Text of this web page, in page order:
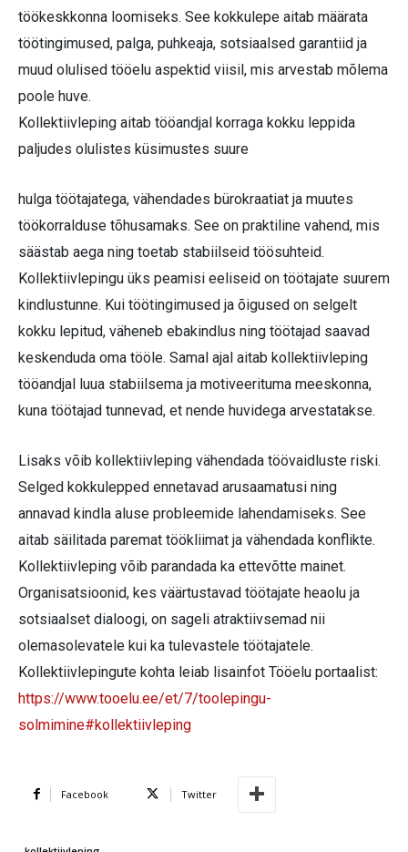
töökeskkonna loomiseks. See kokkulepe aitab määrata
töötingimused, palga, puhkeaja, sotsiaalsed garantiid ja
muud olulised tööelu aspektid viisil, mis arvestab mõlema
poole huve.
Kollektiivleping aitab tööandjal korraga kokku leppida
paljudes olulistes küsimustes suure
hulga töötajatega, vähendades bürokraatiat ja muutes
töökorralduse tõhusamaks. See on praktiline vahend, mis
säästab aega ning toetab stabiilseid töösuhteid.
Kollektiivlepingu üks peamisi eeliseid on töötajate suurem
kindlustunne. Kui töötingimused ja õigused on selgelt
kokku lepitud, väheneb ebakindlus ning töötajad saavad
keskenduda oma tööle. Samal ajal aitab kollektiivleping
tööandjal luua stabiilsema ja motiveerituma meeskonna,
kuna töötajad tunnevad, et nende huvidega arvestatakse.
Lisaks võib kollektiivleping vähendada töövaidluste riski.
Selged kokkulepped ennetavad arusaamatusi ning
annavad kindla aluse probleemide lahendamiseks. See
aitab säilitada paremat töökliimat ja vähendada konflikte.
Kollektiivleping võib parandada ka ettevõtte mainet.
Organisatsioonid, kes väärtustavad töötajate heaolu ja
sotsiaalset dialoogi, on sageli atraktiivsemad nii
olemasolevatele kui ka tulevastele töötajatele.
Kollektiivlepingute kohta leiab lisainfot Tööelu portaalist:
https://www.tooelu.ee/et/7/toolepingu-
solmimine#kollektiivleping
Facebook Twitter